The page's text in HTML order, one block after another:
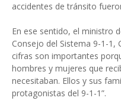
accidentes de tránsito
En ese sentido, el ministro
Consejo del Sistema 9-1-1,
cifras son importantes
hombres y mujeres que
necesitaban. Ellos y sus
protagonistas del 9-1-1”.